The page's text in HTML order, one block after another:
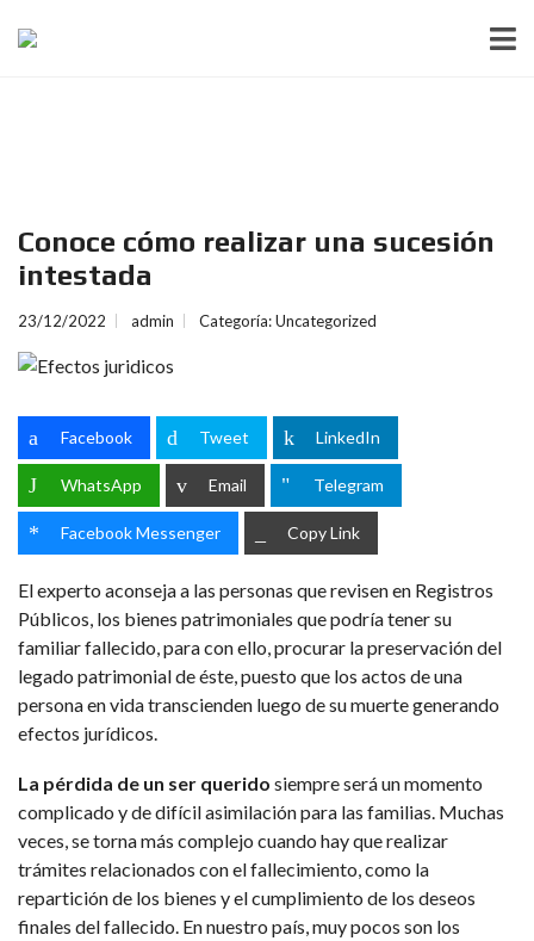
Conoce cómo realizar una sucesión
intestada
23/12/2022 admin Categoría:Uncategorized
Facebook Tweet LinkedIn
WhatsApp Email Telegram
Facebook Messenger Copy Link
El experto aconseja a las personas que revisen en Registros
Públicos, los bienes patrimoniales que podría tener su
familiar fallecido, para con ello, procurar la preservación del
legado patrimonial de éste, puesto que los actos de una
persona en vida transcienden luego de su muerte generando
efectos jurídicos.
La pérdida de un ser querido siempre será un momento
complicado y de difícil asimilación para las familias. Muchas
veces, se torna más complejo cuando hay que realizar
trámites relacionados con el fallecimiento, como la
repartición de los bienes y el cumplimiento de los deseos
finales del fallecido. En nuestro país, muy pocos son los